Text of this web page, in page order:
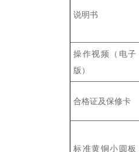
说明书
操作视频（电子
版）
合格证及保修卡
标准黄铜小圆板